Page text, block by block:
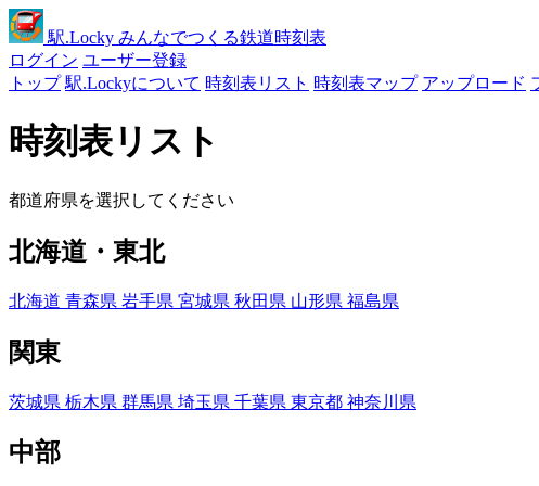
駅.Locky みんなでつくる鉄道時刻表
ログイン ユーザー登録
トップ 駅.Lockyについて 時刻表リスト 時刻表マップ アップロード
時刻表リスト
都道府県を選択してください
北海道・東北
北海道 青森県 岩手県 宮城県 秋田県 山形県 福島県
関東
茨城県 栃木県 群馬県 埼玉県 千葉県 東京都 神奈川県
中部